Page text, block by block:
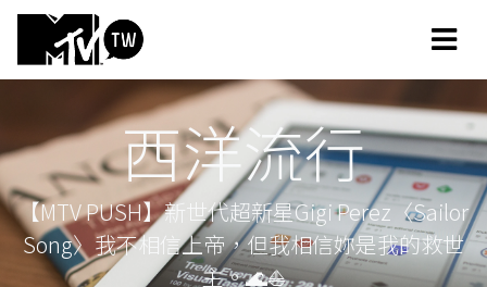
西洋流行
【MTV PUSH】新世代超新星Gigi Perez〈Sailor
Song〉我不相信上帝，但我相信妳是我的救世
主。🌊⛵